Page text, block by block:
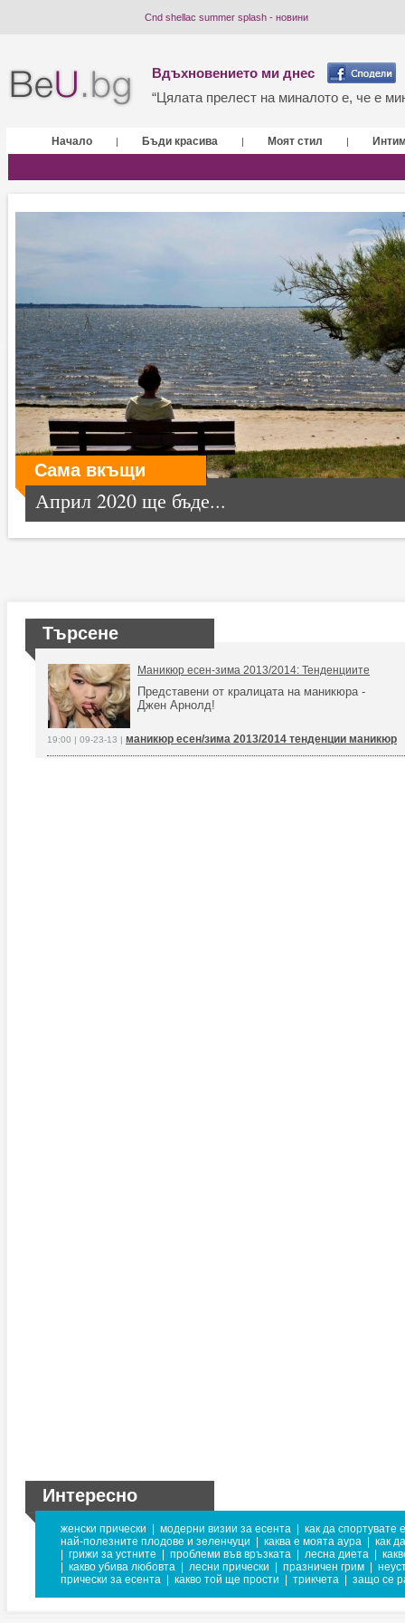
Cnd shellac summer splash - новини
Вдъхновението ми днес
“Цялата прелест на миналото е, че е
Начало | Бъди красива | Моят стил |
Сама вкъщи
Април 2020 ще бъде...
Търсене
Маникюр есен-зима 2013/2014: Тенденциите
Представени от кралицата на маникюра -
Джен Арнолд!
19:00 | 09-23-13 | маникюр есен/зима 2013/2014 тенденции маникюр
Интересно
женски прически модерни визии за есента
как да спортувате
най-полезните плодове и зеленчуци
каква е моята аура
как
грижи за устните проблеми във връзката лесна диета
какво убива любовта лесни прически празничен грим
прически за есента
какво той ще прости трикчета защо се